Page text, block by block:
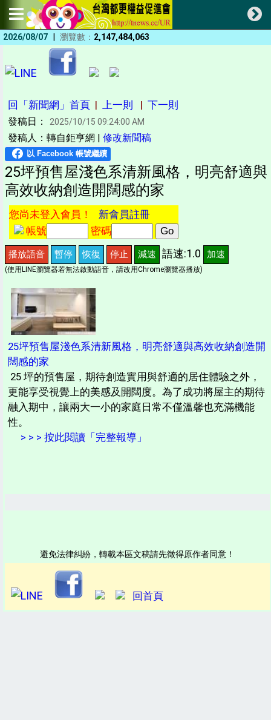
2026/08/07 | 瀏覽數： 2,147,484,063
回「新聞網」首頁 | 上一則 | 下一則
發稿日： 2025/10/15 09:24:00 AM
發稿人：轉自鉅亨網 | 修改新聞稿
25坪預售屋淺色系清新風格，明亮舒適與
高效收納創造開闊感的家
您尚未登入會員！ 新會員註冊
帳號
密碼
播放語音 暫停 恢復 停止 減速 語速:1.0 加速
(使用LINE瀏覽器若無法啟動語音，請改用Chrome瀏覽器播放)
25坪預售屋淺色系清新風格，明亮舒適與高效收納創造開
闊感的家
25 坪的預售屋，期待創造實用與舒適的居住體驗之外，
更能享受視覺上的美感及開闊度。為了成功將屋主的期待
融入期中，讓兩大一小的家庭日常不僅溫馨也充滿機能
性。
> > > 按此閱讀「完整報導」
避免法律糾紛，轉載本區文稿請先徵得原作者同意！
回首頁